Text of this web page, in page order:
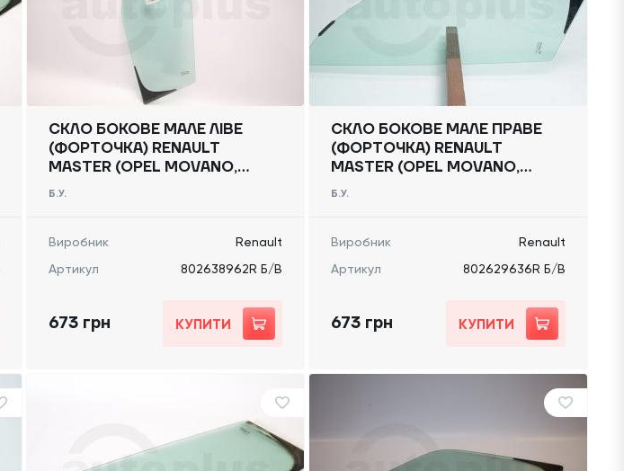
СКЛО БОКОВЕ МАЛЕ ЛІВЕ
(ФОРТОЧКА) RENAULT
MASTER (OPEL MOVANO,
NISSAN NV400) 2010 -,
Б.У.
Виробник
Renault
Артикул
802638962R Б/В
673 грн КУПИТИ
СКЛО БОКОВЕ МАЛЕ ПРАВЕ
(ФОРТОЧКА) RENAULT
MASTER (OPEL MOVANO,
NISSAN NV400) 2010 -,
Б.У.
Виробник
Renault
Артикул
802629636R Б/В
673 грн КУПИТИ